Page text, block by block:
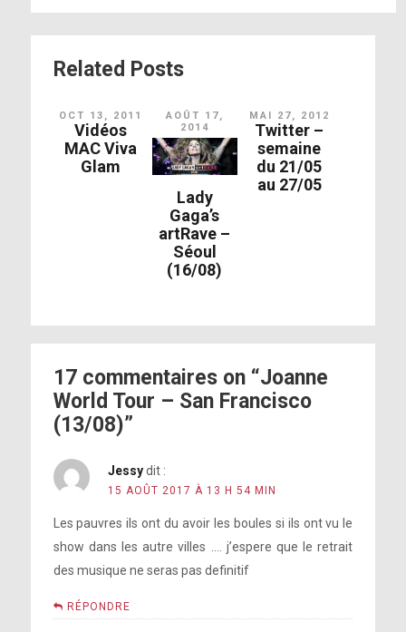
Just Dance
Applause
Pas de vidéo disponible
Come to Mama
The Edge of Glory
Born This Way
Joanne
Bad Romance
Related Posts
OCT 13, 2011
Vidéos
MAC Viva
Glam
AOÛT 17,
2014
Lady
Gaga’s
artRave –
Séoul
(16/08)
MAI 27, 2012
Twitter –
semaine
du 21/05
au 27/05
17 commentaires on “Joanne
World Tour – San Francisco
(13/08)”
Jessy dit :
15 AOÛT 2017 À 13 H 54 MIN
Les pauvres ils ont du avoir les boules si ils ont vu le
show dans les autre villes …. j’espere que le retrait
des musique ne seras pas definitif
RÉPONDRE